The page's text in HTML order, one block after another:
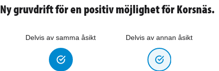
Ny gruvdrift för en positiv möjlighet för Korsnäs.
Delvis av samma åsikt Delvis av annan åsikt